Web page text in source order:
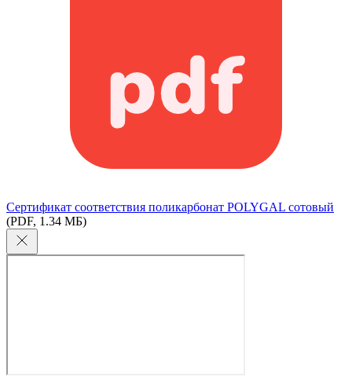
Сертификат соответствия поликарбонат POLYGAL сотовый
(PDF, 1.34 МБ)